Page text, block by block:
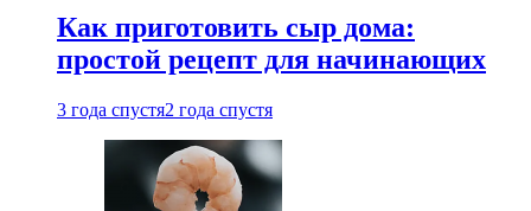
Как приготовить сыр дома:
простой рецепт для начинающих
3 года спустя2 года спустя